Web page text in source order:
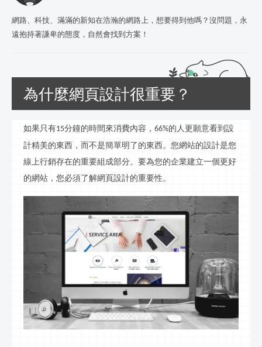
網路、科技、滿滿的新知在浩瀚的網路上，想要得到他嗎？沒問題，永
遠抱持著謙卑的態度，自然會找到方案！
為什麼網頁設計很重要？
如果只有15分鐘的時間來消費內容， 66%的人更願意看到設
計精美的東西，而不是簡單明了的東西。您網站的設計是您
線 上行銷存在的重要組成部分。要為您的企業建立一個更好
的網站，您必須了解網頁設計的重要性。